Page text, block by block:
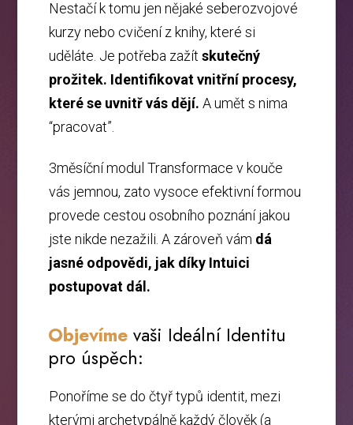
Nestačí k tomu jen nějaké seberozvojové
kurzy nebo cvičení z knihy, které si
uděláte. Je potřeba zažít skutečný
prožitek. Identifikovat vnitřní procesy,
které se uvnitř vás dějí. A umět s nima
“pracovat”.
3měsíční modul Transformace v kouče
vás jemnou, zato vysoce efektivní formou
provede cestou osobního poznání jakou
jste nikde nezažili. A zároveň vám dá
jasné odpovědi, jak díky Intuici
postupovat dál.
Objevíme vaši Ideální Identitu
pro úspěch:
Ponoříme se do čtyř typů identit, mezi
kterými archetypálně každý člověk (a